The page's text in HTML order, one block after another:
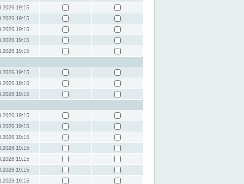
19:15
19:15
19:15
19:15
19:15
19:15
19:15
19:15
19:15
19:15
19:15
19:15
19:15
19:15
19:15